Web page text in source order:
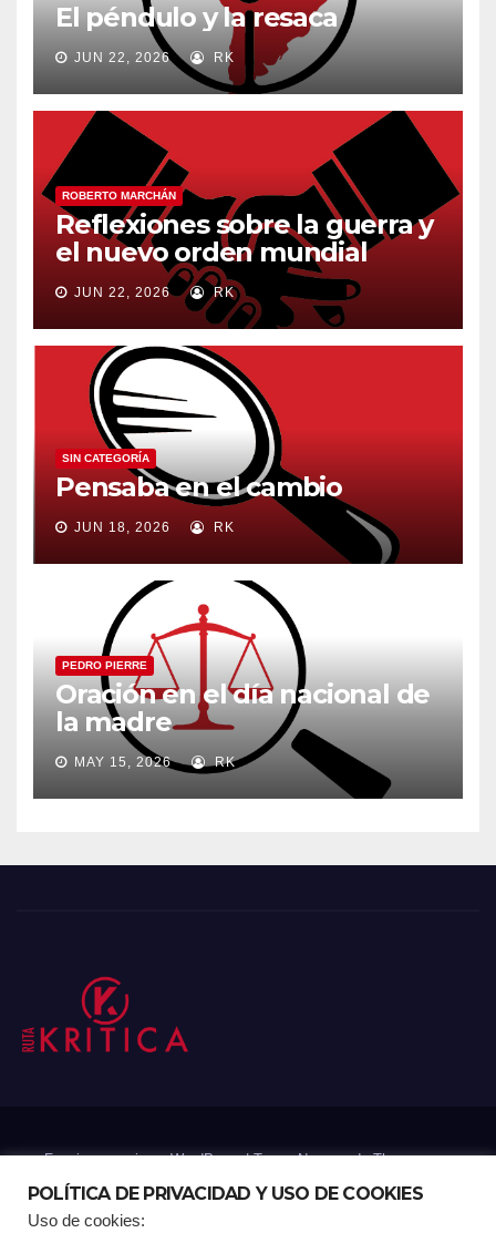
El péndulo y la resaca
JUN 22, 2026 RK
ROBERTO MARCHÁN
Reflexiones sobre la guerra y
el nuevo orden mundial
JUN 22, 2026 RK
SIN CATEGORÍA
Pensaba en el cambio
JUN 18, 2026 RK
PEDRO PIERRE
Oración en el día nacional de
la madre
MAY 15, 2026 RK
Funciona gracias a WordPress|Tema: Newsup deThemeansar
POLÍTICA DE PRIVACIDAD Y USO DE COOKIES
Uso de cookies: